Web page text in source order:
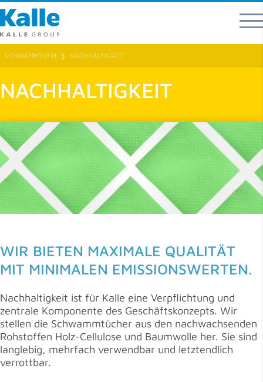
SCHWAMMTUCH ❯ NACHHALTIGKEIT
NACHHALTIGKEIT
WIR BIETEN MAXIMALE QUALITÄT
MIT MINIMALEN EMISSIONSWERTEN.
Nachhaltigkeit ist für Kalle eine Verpflichtung und
zentrale Komponente des Geschäftskonzepts. Wir
stellen die Schwammtücher aus den nachwachsen­den
Rohstoffen Holz-Cellulose und Baumwolle her. Sie sind
langlebig, mehrfach verwendbar und letztendlich
verrottbar.